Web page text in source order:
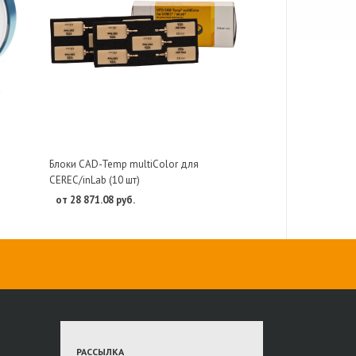
Блоки CAD-Temp multiColor для
CEREC/inLab (10 шт)
от 28 871.08 руб.
РАССЫЛКА